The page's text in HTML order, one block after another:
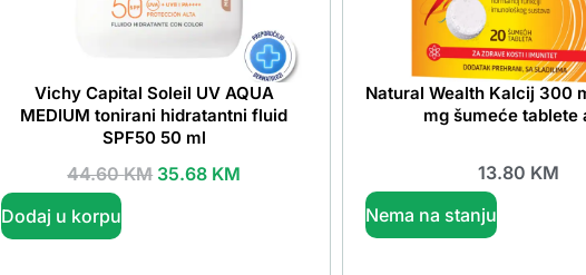
Vichy Capital Soleil UV AQUA
MEDIUM tonirani hidratantni fluid
SPF50 50 ml
44.60KM 35.68 KM
Dodaj u korpu
Natural Wealth Kalcij 300
mg šumeće tablete
13.80 KM
Nema na stanju